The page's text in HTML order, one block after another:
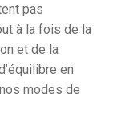
pas
à la fois de la
et de la
en
modes de